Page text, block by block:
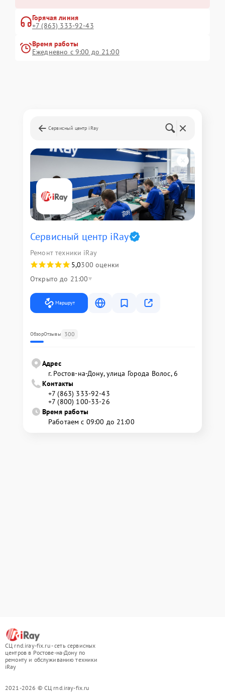
Горячая линия
+7 (863) 333-92-43
Время работы
Ежедневно с 9:00 до 21:00
Сервисный центр iRay
Сервисный центр iRay
Ремонт техники iRay
5,0300 оценки
Открыто до 21:00
Маршрут
ОбзорОтзывы 300
Адрес
г. Ростов-на-Дону, улица Города Волос, 6
Контакты
+7 (863) 333-92-43
+7 (800) 100-33-26
Время работы
Работаем с 09:00 до 21:00
СЦ rnd.iray-fix.ru - сеть сервисных
центров в Ростове-на-Дону по
ремонту и обслуживанию техники
iRay
2021-2026 © СЦ rnd.iray-fix.ru